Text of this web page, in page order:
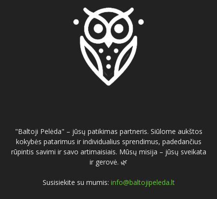
"Baltoji Pelėda" – jūsų patikimas partneris. Siūlome aukštos
kokybės patarimus ir individualius sprendimus, padedančius
rūpintis savimi ir savo artimaisiais. Mūsų misija – jūsų sveikata
ir gerovė. 🌿
Susisiekite su mumis: info@baltojipeleda.lt